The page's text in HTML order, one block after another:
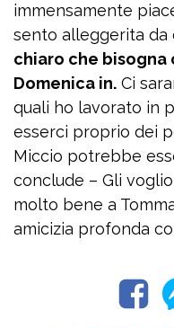
immensamente
sento alleggerita da
chiaro che bisogna
Domenica in. Ci
quali ho lavorato in
esserci proprio dei
Miccio potrebbe
conclude – Gli
molto bene a
amicizia profonda